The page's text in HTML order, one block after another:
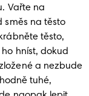
Vařte na
směs na těsto
těsto,
hníst, dokud
a nezbude
tuhé,